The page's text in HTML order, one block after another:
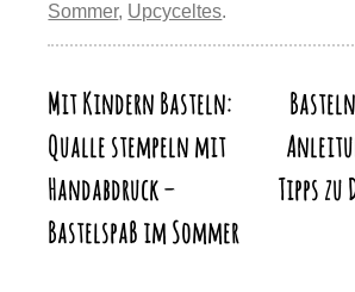
o
k
Li
k
Sommer, Upcyceltes.
Mit Kindern Basteln:
Qualle stempeln mit
Handabdruck –
Bastelspaß im Sommer
Tipps zu